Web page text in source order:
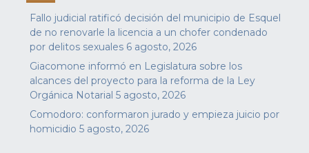
Fallo judicial ratificó decisión del municipio de Esquel
de no renovarle la licencia a un chofer condenado
por delitos sexuales 6 agosto, 2026
Giacomone informó en Legislatura sobre los
alcances del proyecto para la reforma de la Ley
Orgánica Notarial 5 agosto, 2026
Comodoro: conformaron jurado y empieza juicio por
homicidio 5 agosto, 2026